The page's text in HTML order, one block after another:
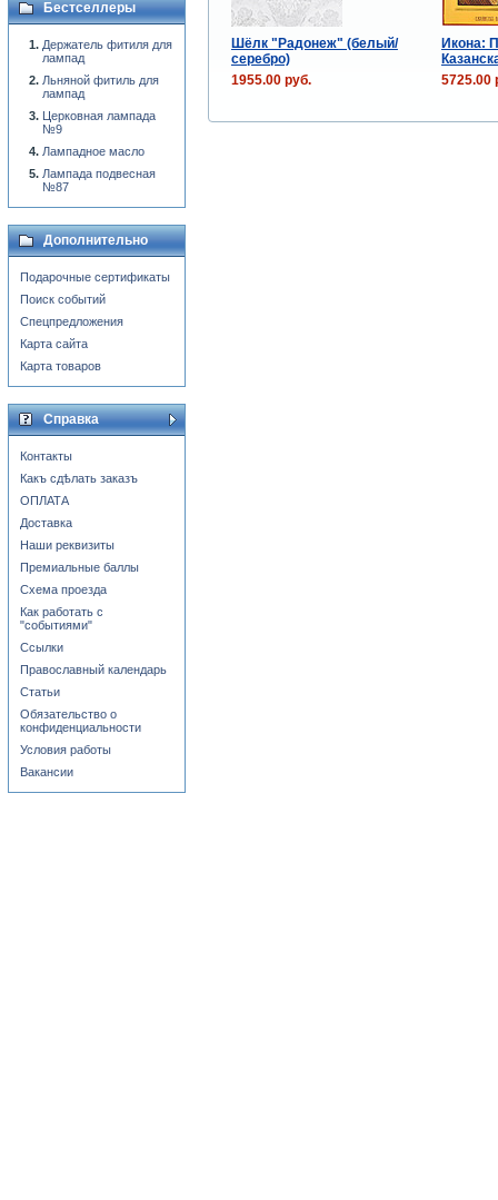
Шёлк "Радонеж" (белый/
серебро)
Икона:
1955.00 руб.
5725.00
Бестселлеры
Держатель фитиля для
лампад
Льняной фитиль для
лампад
Церковная лампада
№9
Лампадное масло
Лампада подвесная
№87
Дополнительно
Подарочные сертификаты
Поиск событий
Спецпредложения
Карта сайта
Карта товаров
Справка
Контакты
Какъ сдѣлать заказъ
ОПЛАТА
Доставка
Наши реквизиты
Премиальные баллы
Схема проезда
Как работать с
"событиями"
Ссылки
Православный календарь
Статьи
Обязательство о
конфиденциальности
Условия работы
Вакансии